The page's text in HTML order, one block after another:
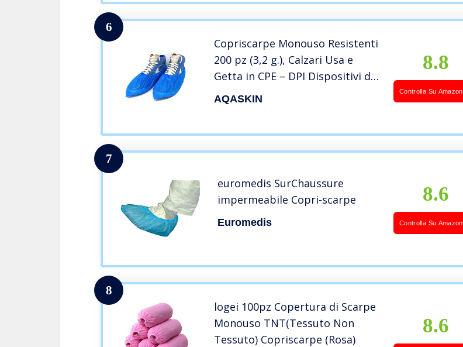
6
Copriscarpe Monouso Resistenti
200 pz (3,2 g.), Calzari Usa e
Getta in CPE – DPI Dispositivi di
Protezione Individuale – Pulizia
per la Casa – Giardinaggio –
AQASKIN
8.8
Controlla Su Amazon
7
euromedis SurChaussure
impermeabile Copri-scarpe
Euromedis
8.6
Controlla Su Amazon
8
logei 100pz Copertura di Scarpe
Monouso TNT(Tessuto Non
Tessuto) Copriscarpe (Rosa)
8.6